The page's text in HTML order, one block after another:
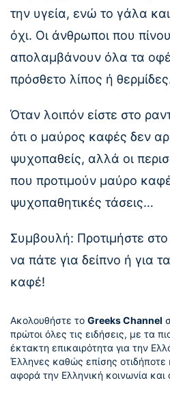
την υγεία, ενώ το γάλα
όχι. Οι άνθρωποι που
απολαμβάνουν όλα τα
πρόσθετο λίπος ή
Όταν λοιπόν είστε στο
ότι ο μαύρος καφές δεν
ψυχοπαθείς, αλλά οι
που προτιμούν μαύρο
ψυχοπαθητικές τάσεις…
Συμβουλή: Προτιμήστε
να πάτε για δείπνο ή για
καφέ!
Ακολουθήστε το Greeks Channel
πρώτοι όλες τις ειδήσεις, με τα
έκτακτη επικαιρότητα για την
Έλληνες καθώς επίσης οτιδήποτε
αφορά την Ελληνική κοινωνία και